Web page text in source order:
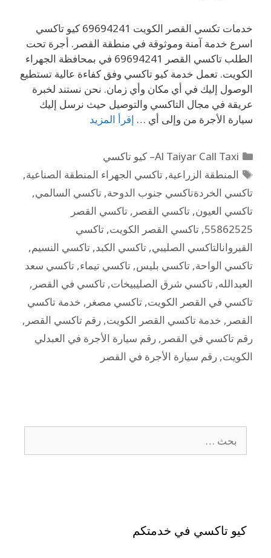
خدمات تكسي القصر الكويت 69694241 كيو تاكسي
اسرع خدمة آمنة وموثوقة في منطقة القصر. أجرة تحت
الطلب تاكسي القصر 69694241 في بمحافظة الجهراء
الكويت. تعمل خدمة كيو تاكسي وفق كفاءة عالية تستطيع
الوصول إليك في أي مكان وأي زمان. نحن نستند لخبرة
عريقة في مجال التاكسي والتوصيل حيث نرسل إليك
سيارة الأجرة من وإلى أي … إقرأ المزيد
Al Taiyar Call Taxi– كيو تاكسي
المنطقة الزراعية,تاكسي الجهراء المنطقة الصناعية,
تاكسي الخردةتاكسي جنوب الدوحة, تاكسي السالمي,
تاكسي العيون, تاكسي القصر , تاكسي القصر
55862525
, تاكسي القصر الكويت, تاكسي
القيروانالتاكسي الصليبي, تاكسي الكبد, تاكسي النسيم,
تاكسي الواحة, تاكسي بليس, تاكسي تيماء, تاكسي سعد
العبدالله, تاكسي شرق الصليبيخات, تاكسي في القصر ,
تاكسي في القصر الكويت, تاكسي مصغر , خدمة تاكسي
القصر , خدمة تاكسي القصر الكويت, رقم تاكسي القصر ,
رقم تاكسي في القصر , رقم سيارة الأجرة في العبدلي
الكويت, رقم سيارة الأجرة في القصر
كيو تاكسي في خدمتكم